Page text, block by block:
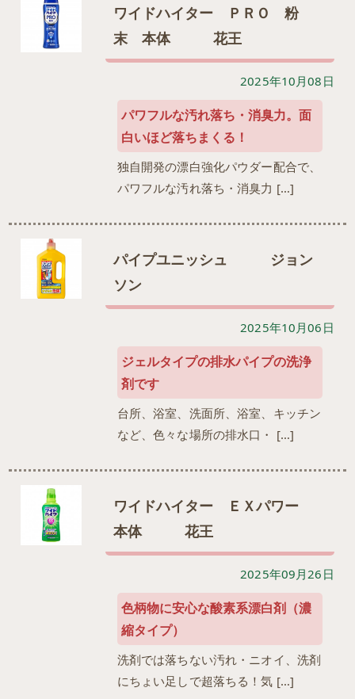
ワイドハイター ＰＲＯ 粉
末 本体 花王
2025年10月08日
パワフルな汚れ落ち・消臭力。面
白いほど落ちまくる！
独自開発の漂白強化パウダー配合で、
パワフルな汚れ落ち・消臭力 […]
パイプユニッシュ ジョン
ソン
2025年10月06日
ジェルタイプの排水パイプの洗浄
剤です
台所、浴室、洗面所、浴室、キッチン
など、色々な場所の排水口・ […]
ワイドハイター ＥＸパワー
本体 花王
2025年09月26日
色柄物に安心な酸素系漂白剤（濃
縮タイプ）
洗剤では落ちない汚れ・ニオイ、洗剤
にちょい足しで超落ちる！気 […]